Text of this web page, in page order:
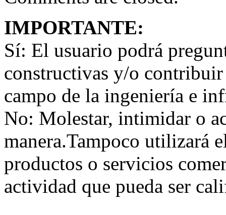
IMPORTANTE:
Sí: El usuario podrá
constructivas y/o
campo de la ingeniería e
No: Molestar, intimidar o
manera.Tampoco utilizará
productos o servicios
actividad que pueda ser